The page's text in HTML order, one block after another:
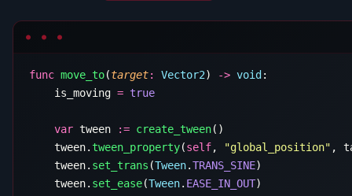
func move_to(target: Vector2) -> void
    is_moving
=
    var
tween := create_tween
    tween.
tween_property(self, "global_position" ,
    tween.
set_trans (Tween.TRANS_SINE
    tween.
set_ease(Tween. EASE_IN_OUT